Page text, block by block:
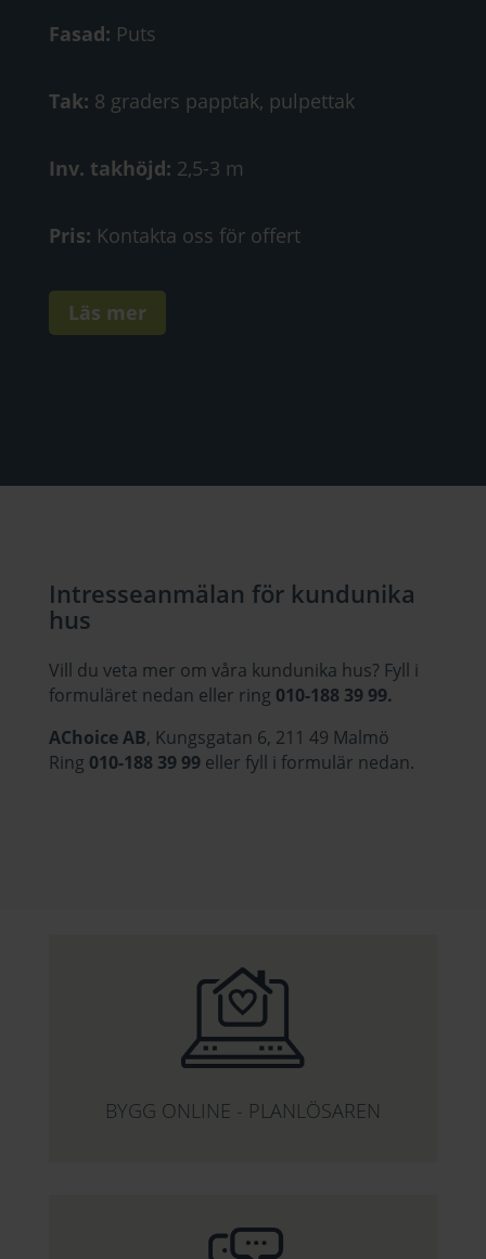
Fasad: Puts
Tak: 8 graders papptak, pulpettak
Inv. takhöjd: 2,5-3 m
Pris: Kontakta oss för offert
Läs mer
Intresseanmälan för kundunika
hus
Vill du veta mer om våra kundunika hus? Fyll i
formuläret nedan eller ring 010-188 39 99.
AChoice AB, Kungsgatan 6, 211 49 Malmö
Ring 010-188 39 99eller fyll i formulär nedan.
BYGG ONLINE - PLANLÖSAREN